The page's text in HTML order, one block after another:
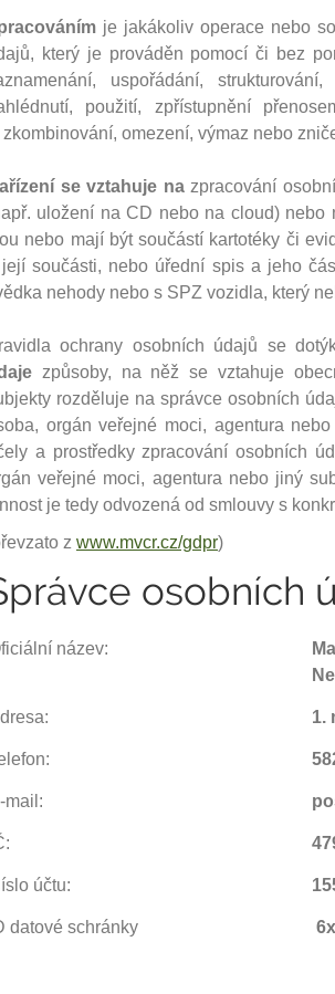
je jakákoliv operace nebo
který je prováděn pomocí či bez
uspořádání,
použití, zpřístupnění
zkombinování, omezení, výmaz nebo
se vztahuje na zpracování
uložení na CD nebo na cloud) nebo
nebo mají být součástí kartotéky či
součásti, nebo úřední spis a jeho
nehody nebo s SPZ vozidla, který
ochrany osobních údajů se
způsoby, na něž se vztahuje
rozděluje na správce osobních
orgán veřejné moci, agentura
a prostředky zpracování osobních
veřejné moci, agentura nebo jiný
je tedy odvozená od smlouvy s
z www.mvcr.cz/gdpr)
osobních
název:
1.
mail:
účtu:
datové schránky